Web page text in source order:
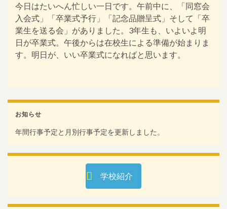
今日はたいへん忙しい一日です。午前中に、「同窓会
入会式」「卒業式予行」「記念品贈呈式」そして「卒
業生を送る会」がありました。3年生も、いよいよ明
日が卒業式。午後からは在校生による準備が始まりま
す。明日が、いい卒業式になればと思います。
お知らせ
年間行事予定と月別行事予定を更新しました。
学校紹介